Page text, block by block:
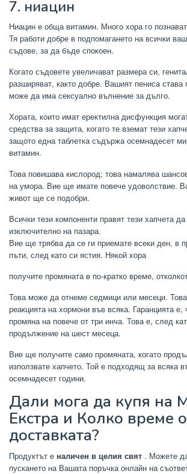
7. ниацин
Ниацин е обща витамин. Много хора го
Тя работи добре в подпомагането на всички
съдове, за да бъде спокоен.
Когато съдовете увеличават размера си,
разширяват, както добре. Вашият пениса става
може да има сексуално вълнение за дълго.
Хората, които имат еректилна дисфункция
средства за защита, когато те вземат тези
защото една таблетка съдържа осемнадесет
витамин.
Това повишава кислород; това намалява
на умора. Вие ще имате повече удоволствие.
живот ще се подобри.
Всички тези компоненти правят тези хапчета
изключително на пазара.
Вие ще трябва да се ги приемате всеки ден, в
пъти, след като си ястия. Някой хора
получите промяната в по-кратко време,
Това може да отнеме седмици или месеци.
реакцията на хормони във всяка. Гаранцията е,
промяна на повече от три инча. Това е, след
продължение на шест месеца.
Вие ще получите само промяната, когато
използвате хапчето. Той е подходящ за всяка
осемнадесет години.
Дали мога да купя на
Екстра и Колко време
доставката?
Продуктът е наличен в целия свят . Можете
пускането на Вашата поръчка онлайн на